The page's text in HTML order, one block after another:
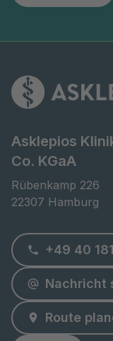
Asklepios
Co. KGaA
Rübenkamp 226
22307 Hamburg
+49 40
Nachricht
Route